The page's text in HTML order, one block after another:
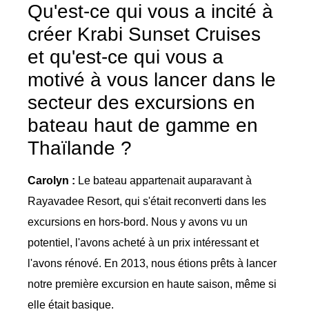
Qu'est-ce qui vous a incité à
créer Krabi Sunset Cruises
et qu'est-ce qui vous a
motivé à vous lancer dans le
secteur des excursions en
bateau haut de gamme en
Thaïlande ?
Carolyn : Le bateau appartenait auparavant à
Rayavadee Resort, qui s'était reconverti dans les
excursions en hors-bord. Nous y avons vu un
potentiel, l'avons acheté à un prix intéressant et
l'avons rénové. En 2013, nous étions prêts à lancer
notre première excursion en haute saison, même si
elle était basique.